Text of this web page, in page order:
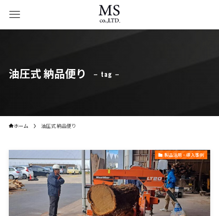
油圧式 納品便り – tag –
ホーム 油圧式 納品便り
製品活用・導入事例